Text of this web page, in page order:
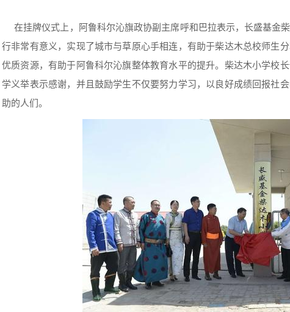
在挂牌仪式上，阿鲁科尔沁旗政协副主席呼和巴拉表示，长盛基金
行非常有意义，实现了城市与草原心手相连，有助于柴达木总校师生
优质资源，有助于阿鲁科尔沁旗整体教育水平的提升。柴达木小学校
学义举表示感谢，并且鼓励学生不仅要努力学习，以良好成绩回报社
助的人们。